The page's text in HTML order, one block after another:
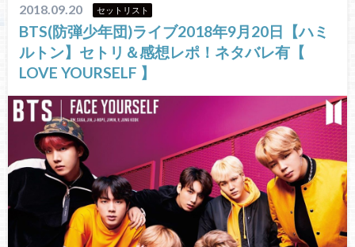
2018.09.20 セットリスト
BTS(防弾少年団)ライブ2018年9月20日【ハミ
ルトン】セトリ＆感想レポ！ネタバレ有【
LOVE YOURSELF 】